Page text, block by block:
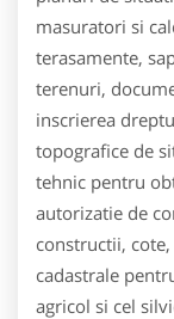
masuratori si
terasamente,
terenuri,
inscrierea
topografice de
tehnic pentru
autorizatie de
constructii,
cadastrale
agricol si cel